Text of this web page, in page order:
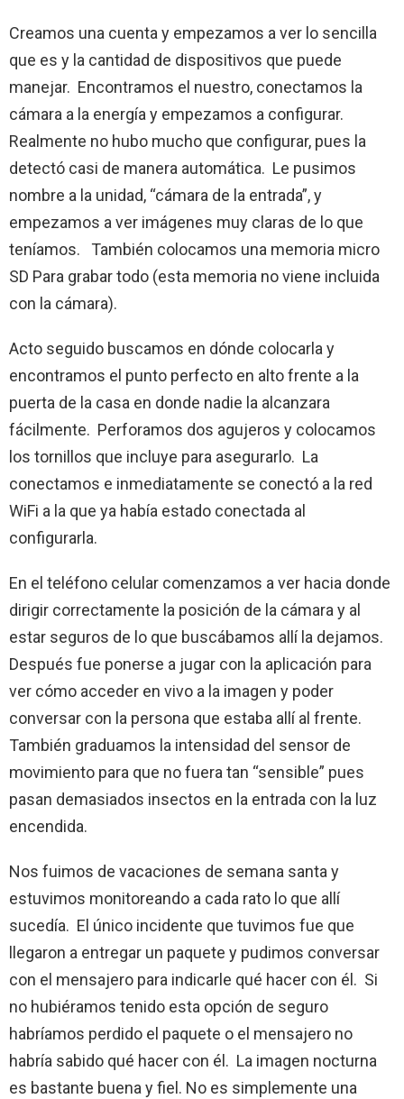
Creamos una cuenta y empezamos a ver lo sencilla
que es y la cantidad de dispositivos que puede
manejar. Encontramos el nuestro, conectamos la
cámara a la energía y empezamos a configurar.
Realmente no hubo mucho que configurar, pues la
detectó casi de manera automática. Le pusimos
nombre a la unidad, “cámara de la entrada”, y
empezamos a ver imágenes muy claras de lo que
teníamos. También colocamos una memoria micro
SD Para grabar todo (esta memoria no viene incluida
con la cámara).
Acto seguido buscamos en dónde colocarla y
encontramos el punto perfecto en alto frente a la
puerta de la casa en donde nadie la alcanzara
fácilmente. Perforamos dos agujeros y colocamos
los tornillos que incluye para asegurarlo. La
conectamos e inmediatamente se conectó a la red
WiFi a la que ya había estado conectada al
configurarla.
En el teléfono celular comenzamos a ver hacia donde
dirigir correctamente la posición de la cámara y al
estar seguros de lo que buscábamos allí la dejamos.
Después fue ponerse a jugar con la aplicación para
ver cómo acceder en vivo a la imagen y poder
conversar con la persona que estaba allí al frente.
También graduamos la intensidad del sensor de
movimiento para que no fuera tan “sensible” pues
pasan demasiados insectos en la entrada con la luz
encendida.
Nos fuimos de vacaciones de semana santa y
estuvimos monitoreando a cada rato lo que allí
sucedía. El único incidente que tuvimos fue que
llegaron a entregar un paquete y pudimos conversar
con el mensajero para indicarle qué hacer con él. Si
no hubiéramos tenido esta opción de seguro
habríamos perdido el paquete o el mensajero no
habría sabido qué hacer con él. La imagen nocturna
es bastante buena y fiel. No es simplemente una